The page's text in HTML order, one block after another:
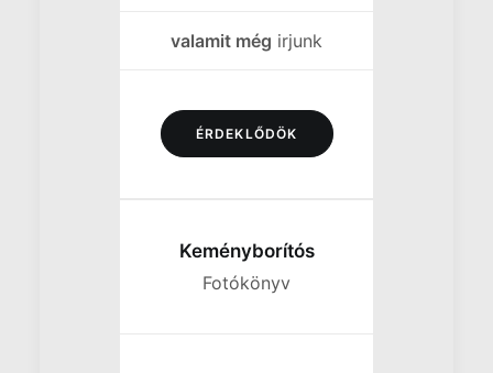
valamit még irjunk
ÉRDEKLŐDÖK
Keményborítós
Fotókönyv